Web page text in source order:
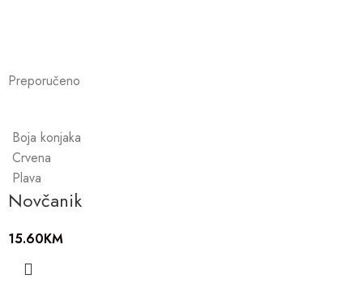
Preporučeno
Boja konjaka
Crvena
Plava
Novčanik
15.60KM